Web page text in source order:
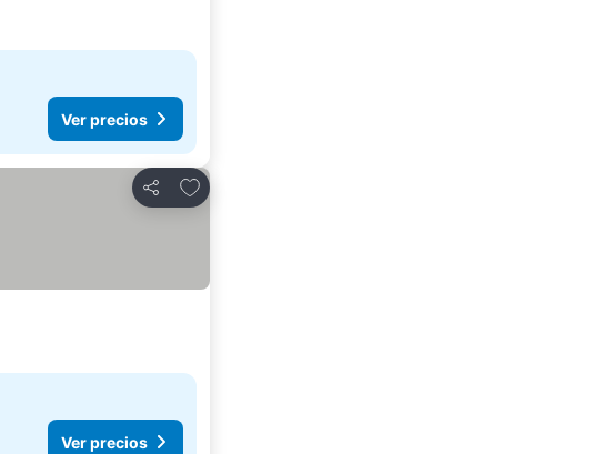
Ver precios
Compartir
Agregar a favoritos
Ver precios